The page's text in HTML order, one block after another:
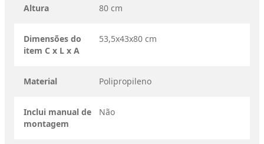
Altura 80 cm
Dimensões do
item C x L x A
53,5x43x80 cm
Material Polipropileno
Inclui manual de
montagem
Não